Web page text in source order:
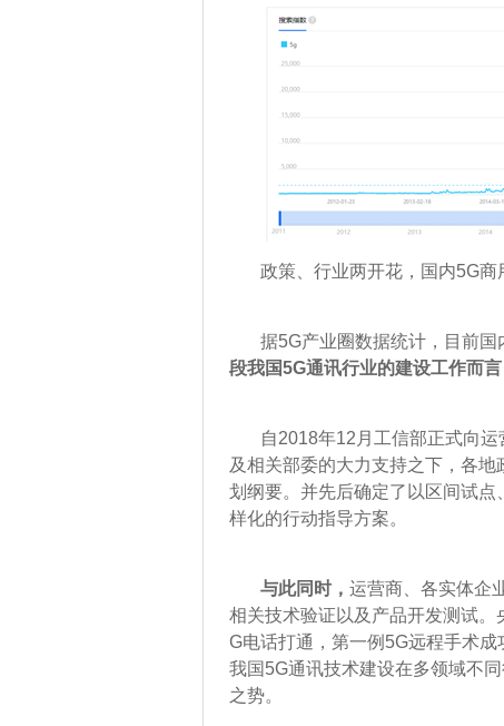
政策、行业两开花，国内5G商
据5G产业圈数据统计，目前国
段我国5G通讯行业的建设工作而
自2018年12月工信部正式向运
及相关部委的大力支持之下，各
划纲要。并先后确定了以区间试
样化的行动指导方案。
与此同时， 运营商、各实体企
相关技术验证以及产品开发测试
G电话打通，第一例5G远程手术
我国5G通讯技术建设在多领域不
之势。